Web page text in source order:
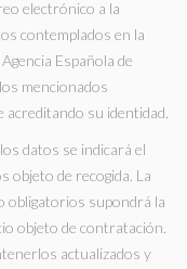
electrónico a la
contemplados en la
Española de
mencionados
su identidad.
datos se indicará el
objeto de recogida. La
obligatorios supondrá la
objeto de contratación.
actualizados y